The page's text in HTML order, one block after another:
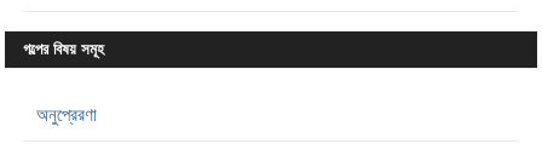
গল্পের বিষয় সমূহ
অনুপ্রেরণা